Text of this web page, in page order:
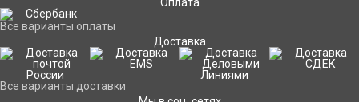
Все варианты оплаты
Доставка
Все варианты доставки